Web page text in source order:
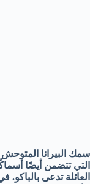
سمك البيرانا المتوحش
التي تتضمن أيضًا